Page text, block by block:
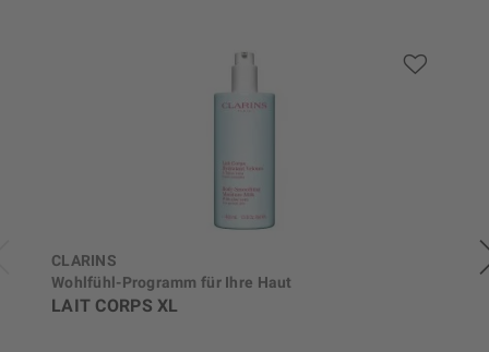
CLARINS
Wohlfühl-Programm für Ihre Haut
LAIT CORPS XL